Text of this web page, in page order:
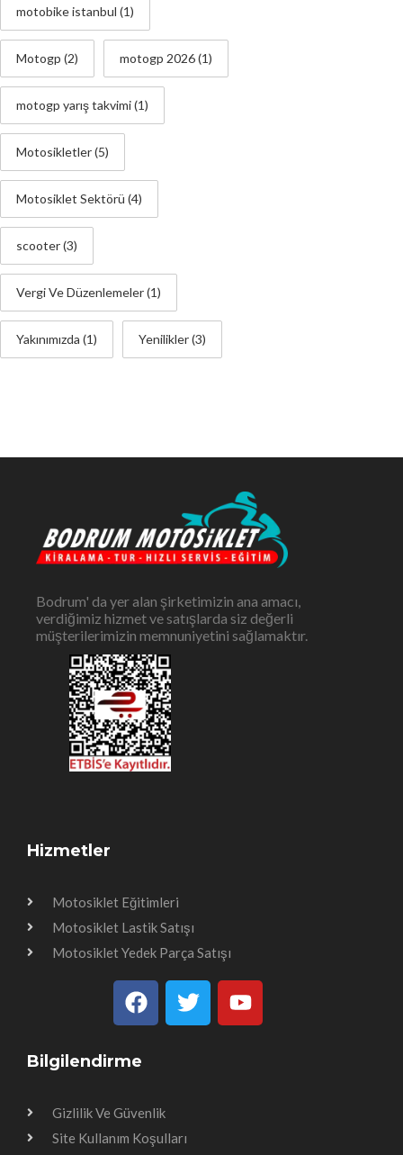
motobike istanbul (1)
Motogp (2) motogp 2026(1)
motogp yarış takvimi(1)
Motosikletler(5)
Motosiklet Sektörü (4)
scooter(3)
Vergi Ve Düzenlemeler(1)
Yakınımızda (1) Yenilikler(3)
Bodrum' da yer alan şirketimizin ana amacı,
verdiğimiz hizmet ve satışlarda siz değerli
müşterilerimizin memnuniyetini sağlamaktır.
Hizmetler
Motosiklet Eğitimleri
Motosiklet Lastik Satışı
Motosiklet Yedek Parça Satışı
Bilgilendirme
Gizlilik Ve Güvenlik
Site Kullanım Koşulları